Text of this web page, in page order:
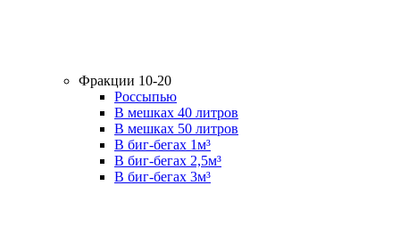
Фракции 10-20
Россыпью
В мешках 40 литров
В мешках 50 литров
В биг-бегах 1м³
В биг-бегах 2,5м³
В биг-бегах 3м³